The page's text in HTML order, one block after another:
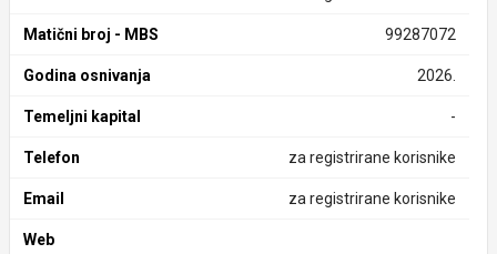
Matični broj - MBS 99287072
Godina osnivanja 2026.
Temeljni kapital -
Telefon za registrirane korisnike
Email za registrirane korisnike
Web